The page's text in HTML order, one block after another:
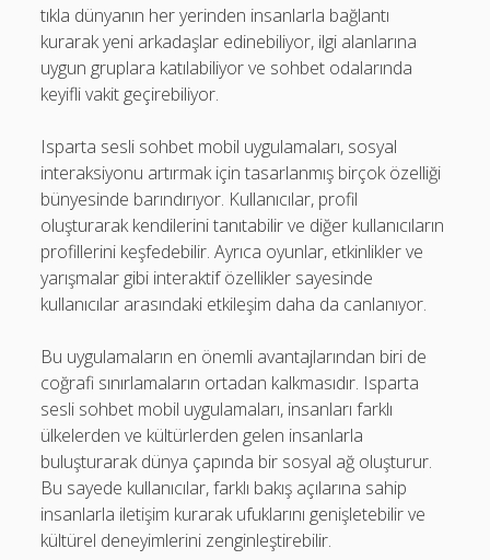
tıkla dünyanın her yerinden insanlarla bağlantı
kurarak yeni arkadaşlar edinebiliyor, ilgi alanlarına
uygun gruplara katılabiliyor ve sohbet odalarında
keyifli vakit geçirebiliyor.
Isparta sesli sohbet mobil uygulamaları, sosyal
interaksiyonu artırmak için tasarlanmış birçok özelliği
bünyesinde barındırıyor. Kullanıcılar, profil
oluşturarak kendilerini tanıtabilir ve diğer kullanıcıların
profillerini keşfedebilir. Ayrıca oyunlar, etkinlikler ve
yarışmalar gibi interaktif özellikler sayesinde
kullanıcılar arasındaki etkileşim daha da canlanıyor.
Bu uygulamaların en önemli avantajlarından biri de
coğrafi sınırlamaların ortadan kalkmasıdır. Isparta
sesli sohbet mobil uygulamaları, insanları farklı
ülkelerden ve kültürlerden gelen insanlarla
buluşturarak dünya çapında bir sosyal ağ oluşturur.
Bu sayede kullanıcılar, farklı bakış açılarına sahip
insanlarla iletişim kurarak ufuklarını genişletebilir ve
kültürel deneyimlerini zenginleştirebilir.